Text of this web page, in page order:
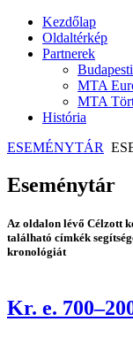
Kezdőlap
Oldaltérkép
Partnerek
MTA
MTA
História
ESEMÉNYTÁR
Eseménytár
Az oldalon lévő Célzott
található címkék
kronológiát
Kr. e.